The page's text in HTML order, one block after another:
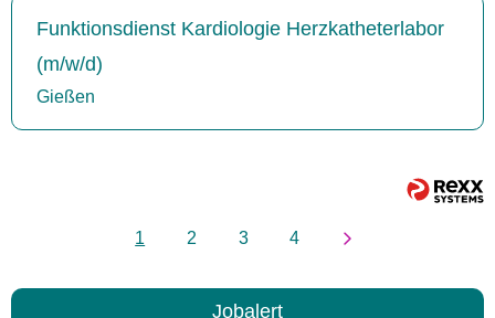
Funktionsdienst Kardiologie Herzkatheterlabor
(m/w/d)
Gießen
1 2 3 4
Jobalert